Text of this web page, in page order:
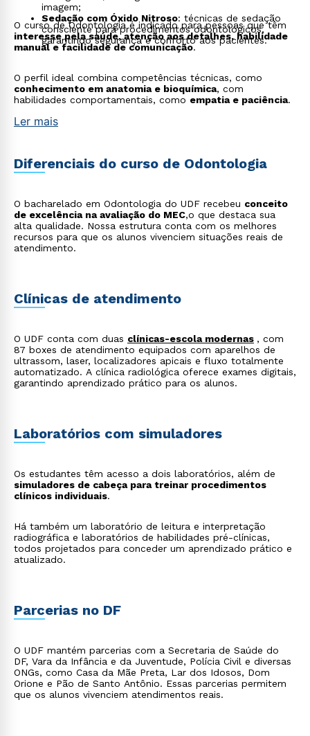
imagem;
Sedação com Óxido Nitroso: técnicas de sedação
consciente para procedimentos odontológicos,
garantindo segurança e conforto aos pacientes.
O curso de Odontologia é indicado para pessoas que têm
interesse pela saúde, atenção aos detalhes, habilidade
manual e facilidade de comunicação.
O perfil ideal combina competências técnicas, como
conhecimento em anatomia e bioquímica, com
habilidades comportamentais, como empatia e paciência.
Ler mais
Diferenciais do curso de Odontologia
O bacharelado em Odontologia do UDF recebeu conceito
de excelência na avaliação do MEC,o que destaca sua
alta qualidade. Nossa estrutura conta com os melhores
recursos para que os alunos vivenciem situações reais de
atendimento.
Clínicas de atendimento
O UDF conta com duas clínicas-escola modernas , com
87 boxes de atendimento equipados com aparelhos de
ultrassom, laser, localizadores apicais e fluxo totalmente
automatizado. A clínica radiológica oferece exames digitais,
garantindo aprendizado prático para os alunos.
Laboratórios com simuladores
Os estudantes têm acesso a dois laboratórios, além de
simuladores de cabeça para treinar procedimentos
clínicos individuais.
Há também um laboratório de leitura e interpretação
radiográfica e laboratórios de habilidades pré-clínicas,
todos projetados para conceder um aprendizado prático e
atualizado.
Parcerias no DF
O UDF mantém parcerias com a Secretaria de Saúde do
DF, Vara da Infância e da Juventude, Polícia Civil e diversas
ONGs, como Casa da Mãe Preta, Lar dos Idosos, Dom
Orione e Pão de Santo Antônio. Essas parcerias permitem
que os alunos vivenciem atendimentos reais.